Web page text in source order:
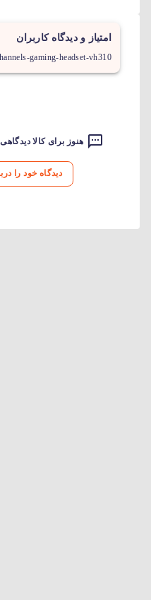
امتیاز و دیدگاه کاربران
gaming-headset-vh310
هنوز برای کالا
دیدگاه خود را